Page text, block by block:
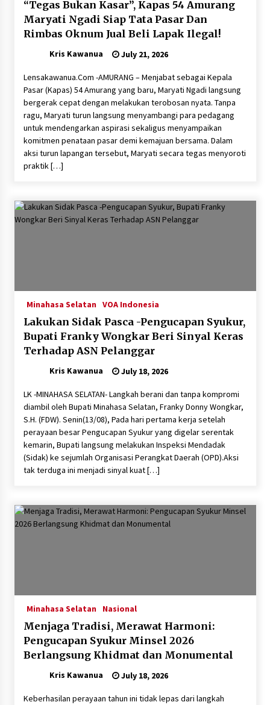
“Tegas Bukan Kasar”, Kapas 54 Amurang
Maryati Ngadi Siap Tata Pasar Dan
Rimbas Oknum Jual Beli Lapak Ilegal!
Kris Kawanua July 21, 2026
Lensakawanua.Com -AMURANG – Menjabat sebagai Kepala
Pasar (Kapas) 54 Amurang yang baru, Maryati Ngadi langsung
bergerak cepat dengan melakukan terobosan nyata. ‎Tanpa
ragu, Maryati turun langsung menyambangi para pedagang
untuk mendengarkan aspirasi sekaligus menyampaikan
komitmen penataan pasar demi kemajuan bersama. ‎​Dalam
aksi turun lapangan tersebut, Maryati secara tegas menyoroti
praktik […]
Minahasa Selatan VOA Indonesia
Lakukan Sidak Pasca -Pengucapan Syukur,
Bupati Franky Wongkar Beri Sinyal Keras
Terhadap ASN Pelanggar‎
Kris Kawanua July 18, 2026
‎‎LK -​MINAHASA SELATAN- Langkah berani dan tanpa kompromi
diambil oleh Bupati Minahasa Selatan, Franky Donny Wongkar,
S.H. (FDW). Senin(13/08), Pada hari pertama kerja setelah
perayaan besar Pengucapan Syukur yang digelar serentak
kemarin, Bupati langsung melakukan Inspeksi Mendadak
(Sidak) ke sejumlah Organisasi Perangkat Daerah (OPD).‎‎​Aksi
tak terduga ini menjadi sinyal kuat […]
Minahasa Selatan Nasional
Menjaga Tradisi, Merawat Harmoni:
Pengucapan Syukur Minsel 2026
Berlangsung Khidmat dan Monumental
Kris Kawanua July 18, 2026
‎​Keberhasilan perayaan tahun ini tidak lepas dari langkah